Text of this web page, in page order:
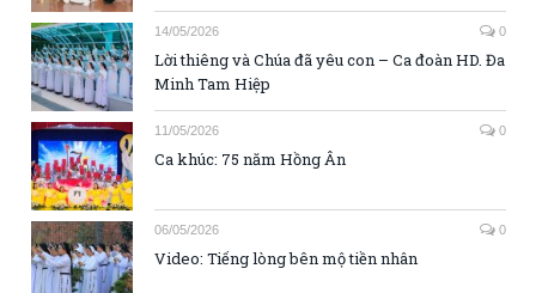
14/05/2026 0
Lời thiêng và Chúa đã yêu con – Ca đoàn HD. Đa
Minh Tam Hiệp
11/05/2026 0
Ca khúc: 75 năm Hồng Ân
06/05/2026 0
Video: Tiếng lòng bên mộ tiền nhân